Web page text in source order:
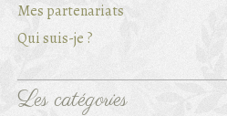
Mes partenariats
Qui suis-je ?
Les catégories